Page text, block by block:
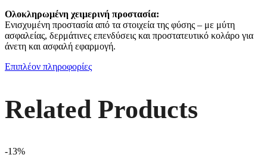
Ολοκληρωμένη χειμερινή προστασία:
Ενισχυμένη προστασία από τα στοιχεία της φύσης – με μύτη
ασφαλείας, δερμάτινες επενδύσεις και προστατευτικό κολάρο για
άνετη και ασφαλή εφαρμογή.
Επιπλέον πληροφορίες
Related Products
-13%